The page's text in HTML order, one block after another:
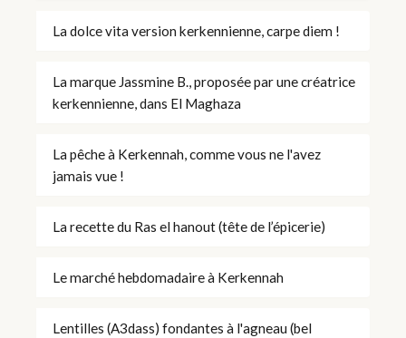
La dolce vita version kerkennienne, carpe diem !
La marque Jassmine B., proposée par une créatrice
kerkennienne, dans El Maghaza
La pêche à Kerkennah, comme vous ne l'avez
jamais vue !
La recette du Ras el hanout (tête de l’épicerie)
Le marché hebdomadaire à Kerkennah
Lentilles (A3dass) fondantes à l'agneau (bel